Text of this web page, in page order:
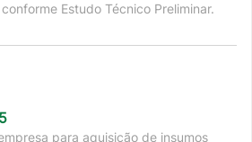
Estudo Técnico Preliminar.
para aquisição de insumos